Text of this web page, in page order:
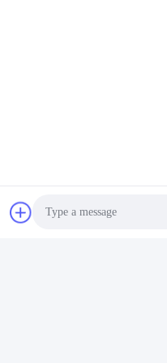
86-755-27856531